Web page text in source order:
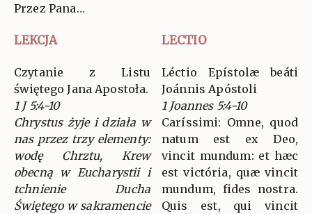
Przez Pana…
LEKCJA LECTIO
Czytanie z Listu
świętego Jana Apostoła.
1 J 5:4-10
Chrystus żyje i działa w
nas przez trzy elementy:
wodę Chrztu, Krew
obecną w Eucharystii i
tchnienie Ducha
Świętego w sakramencie
Léctio Epístolæ beáti
Joánnis Apóstoli
1 Joannes 5:4-10
Caríssimi: Omne, quod
natum est ex Deo,
vincit mundum: et hæc
est victória, quæ vincit
mundum, fides nostra.
Quis est, qui vincit